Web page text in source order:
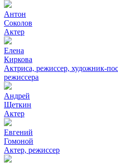
Антон
Соколов
Актер
Елена
Киркова
Актриса, режиссер, художник-
режиссера
Андрей
Щеткин
Актер
Евгений
Гомоной
Актер, режиссер